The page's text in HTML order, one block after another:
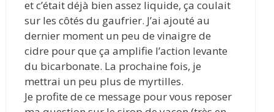
et c’était déjà bien assez liquide, ça coulait
sur les côtés du gaufrier. J’ai ajouté au
dernier moment un peu de vinaigre de
cidre pour que ça amplifie l’action levante
du bicarbonate. La prochaine fois, je
mettrai un peu plus de myrtilles.
Je profite de ce message pour vous reposer